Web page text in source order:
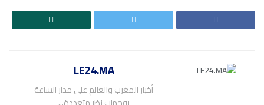
LE24.MA
أخبار المغرب والعالم على مدار الساعة